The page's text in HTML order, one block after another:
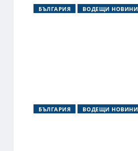
БЪЛГАРИЯ ВОДЕЩИ НОВИНИ
БЪЛГАРИЯ ВОДЕЩИ НОВИНИ